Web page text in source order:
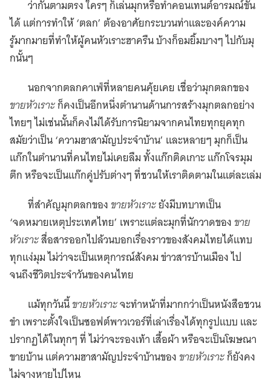
ว่ากันตามตรง ใครๆ ก็เล่นมุกหรือทำคอนเทนต์อารมณ์ขัน
ได้ แต่การทำให้ ‘ตลก’ ต้องอาศัยกระบวนท่าและองค์ความ
รู้มากมายที่ทำให้ผู้คนหัวเราะฮาครืน บ้างก็อมยิ้มบางๆ ไปกับมุ
กนั้นๆ
นอกจากตลกคาเฟ่ที่หลายคนคุ้ยเคย เชื่อว่ามุกตลกของ
ขายหัวเราะก็คงเป็นอีกหนึ่งตำนานด้านการสร้างมุกตลกอย่าง
ไทยๆ ไม่เช่นนั้นก็คงไม่ได้รับการนิยามจากคนไทยทุกยุคทุก
สมัยว่าเป็น ‘ความฮาสามัญประจำบ้าน’ และหลายๆ มุกก็เป็น
แก๊กในตำนานที่คนไทยไม่เคยลืม ทั้งแก๊กติดเกาะ แก๊กโจรมุม
ตึก หรือจะเป็นแก๊กคู่ปรับต่างๆ ที่ชวนให้เราติดตามในแต่ละเล่ม
ที่สำคัญมุกตลกของ ขายหัวเราะยังมีบทบาทเป็น
‘จดหมายเหตุประเทศไทย’ เพราะแต่ละมุกที่นักวาดของ ขาย
หัวเราะสื่อสารออกไปล้วนบอกเรื่องราวของสังคมไทยได้แทบ
ทุกแง่มุม ไม่ว่าจะเป็นเหตุการณ์สังคม ข่าวสารบ้านเมือง ไป
จนถึงชีวิตประจำวันของคนไทย
แม้ทุกวันนี้ขายหัวเราะจะทำหน้าที่มากกว่าเป็นหนังสือชวน
ขำ เพราะตั้งใจเป็นซอฟต์พาวเวอร์ที่เล่าเรื่องได้ทุกรูปแบบ และ
ปรากฏได้ในทุกๆ ที่ ไม่ว่าจะรองเท้า เสื้อผ้า หรือจะเป็นโฆษณา
ขายบ้าน แต่ความฮาสามัญประจำบ้านของ ขายหัวเราะก็ยังคง
ไม่จางหายไปไหน